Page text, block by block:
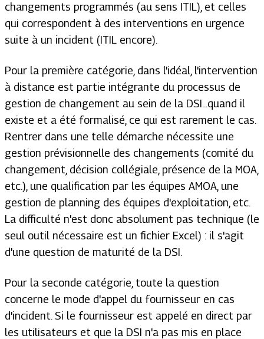
changements programmés (au sens ITIL), et celles
qui correspondent à des interventions en urgence
suite à un incident (ITIL encore).
Pour la première catégorie, dans l'idéal, l'intervention
à distance est partie intégrante du processus de
gestion de changement au sein de la DSI...quand il
existe et a été formalisé, ce qui est rarement le cas.
Rentrer dans une telle démarche nécessite une
gestion prévisionnelle des changements (comité du
changement, décision collégiale, présence de la MOA,
etc.), une qualification par les équipes AMOA, une
gestion de planning des équipes d'exploitation, etc.
La difficulté n'est donc absolument pas technique (le
seul outil nécessaire est un fichier Excel) : il s'agit
d'une question de maturité de la DSI.
Pour la seconde catégorie, toute la question
concerne le mode d'appel du fournisseur en cas
d'incident. Si le fournisseur est appelé en direct par
les utilisateurs et que la DSI n'a pas mis en place